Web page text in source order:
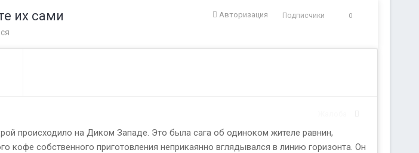
Авторизация Подписчики 0
их сами
происходило на Диком Западе. Это была сага об одиноком жителе равнин,
собственного приготовления неприкаянно вглядывался в линию горизонта. Он